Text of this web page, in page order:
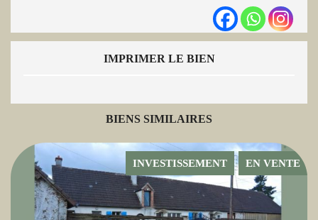
IMPRIMER LE BIEN
BIENS SIMILAIRES
EN VENTE
INVESTISSEMENT